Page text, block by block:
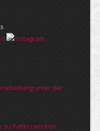
unter der
Futterzwecken